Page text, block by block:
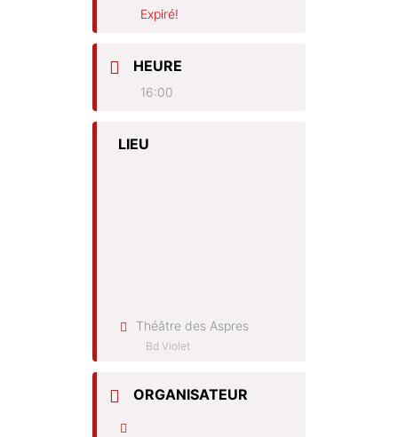
Expiré!
HEURE
16:00
LIEU
Théâtre des Aspres
Bd Violet
ORGANISATEUR